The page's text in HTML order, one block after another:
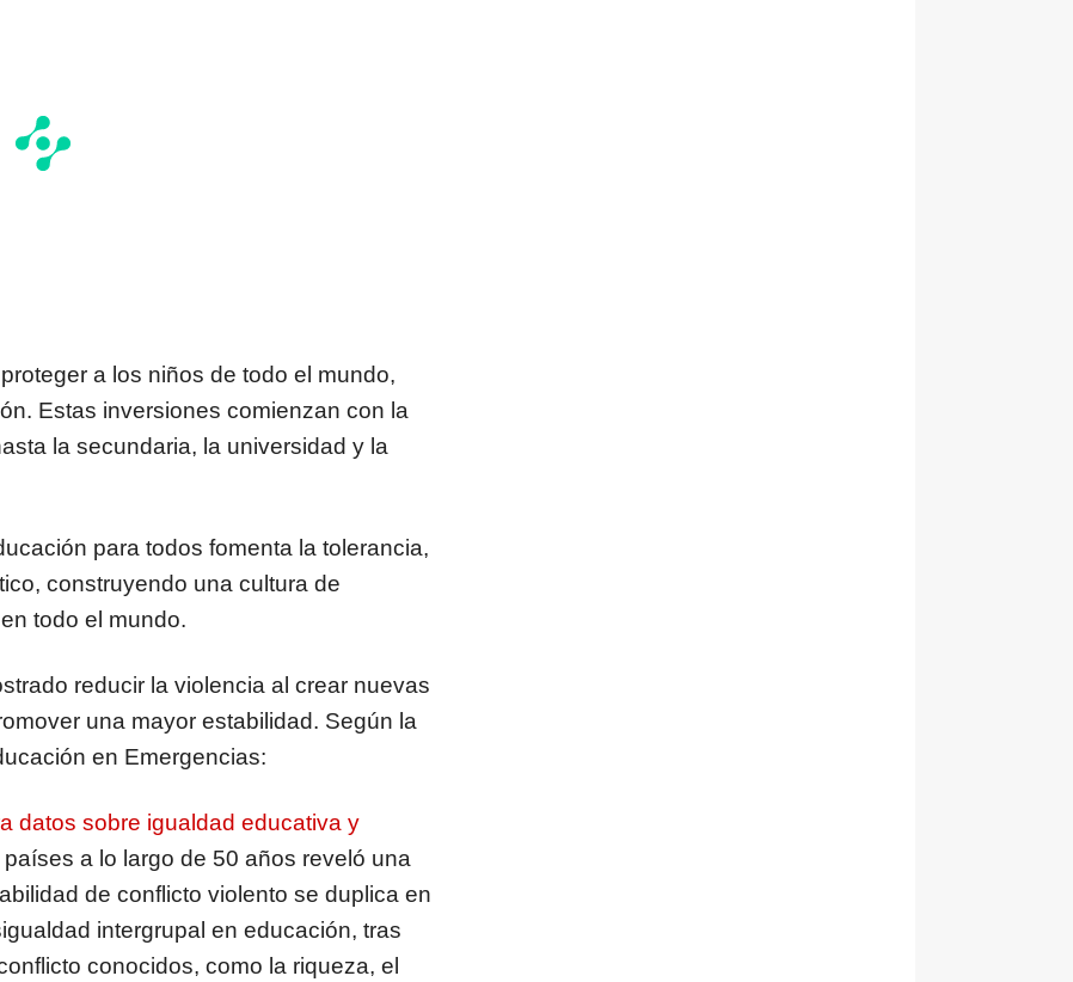
a los niños de todo el mundo,
Estas inversiones comienzan con la
la secundaria, la universidad y la
para todos fomenta la tolerancia,
construyendo una cultura de
todo el mundo.
reducir la violencia al crear nuevas
una mayor estabilidad. Según la
en Emergencias:
datos sobre igualdad educativa y
a lo largo de 50 años reveló una
de conflicto violento se duplica en
intergrupal en educación, tras
conocidos, como la riqueza, el